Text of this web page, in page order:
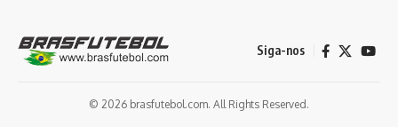
Siga-nos
© 2026 brasfutebol.com. All Rights Reserved.